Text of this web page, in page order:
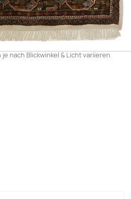
nach Blickwinkel & Licht variieren